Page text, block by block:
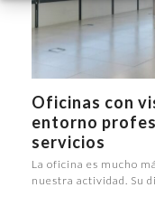
Oficinas con
entorno
servicios
La oficina es mucho
nuestra actividad. Su